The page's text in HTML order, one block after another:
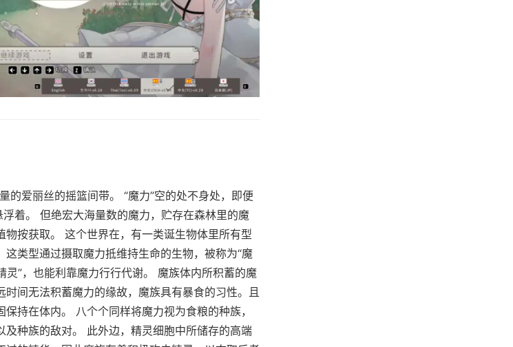
的爱丽丝的摇篮间带。 “魔力”空的处不身处，即便
着。 但绝宏大海量数的魔力，贮存在森林里的魔
物按获取。 这个世界在，有一类诞生物体里所有型
类型通过摄取魔力抵维持生命的生物，被称为“魔
灵”，也能利靠魔力行行代谢。 魔族体内所积蓄的魔
时间无法积蓄魔力的缘故，魔族具有暴食的习性。且
持在体内。 八个个同样将魔力视为食粮的种族，
及种族的敌对。 此外边，精灵细胞中所储存的高端